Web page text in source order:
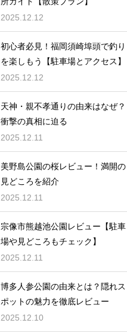
2025.12.12
初心者必見！福岡須崎埠頭で釣り
を楽しもう【駐車場とアクセス】
2025.12.12
天神・親不孝通りの由来はなぜ？
衝撃の真相に迫る
2025.12.11
美野島公園の桜レビュー！満開の
見どころを紹介
2025.12.11
宗像市熊越池公園レビュー【駐車
場や見どころもチェック】
2025.12.11
博多人参公園の由来とは？隠れス
ポットの魅力を徹底レビュー
2025.12.10